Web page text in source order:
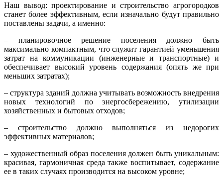
Наш вывод: проектирование и строительство агрогородков
станет более эффективным, если изначально будут правильно
поставлены задачи, а именно:
– планировочное решение поселения должно быть
максимально компактным, что служит гарантией уменьшения
затрат на коммуникации (инженерные и транспортные) и
обеспечивает высокий уровень содержания (опять же при
меньших затратах);
– структура зданий должна учитывать возможность внедрения
новых технологий по энергосбережению, утилизации
хозяйственных и бытовых отходов;
– строительство должно выполняться из недорогих
эффективных материалов;
– художественный образ поселения должен быть уникальным:
красивая, гармоничная среда также воспитывает, содержание
ее в таких случаях производится на высоком уровне;